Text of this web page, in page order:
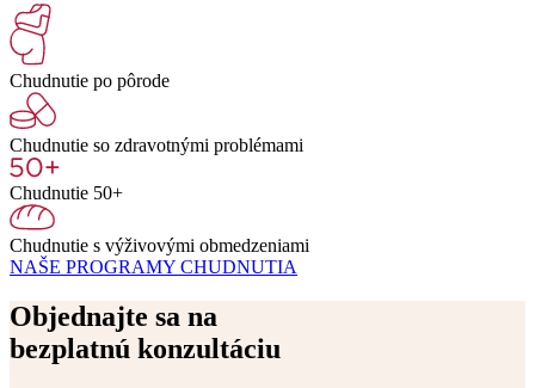
Chudnutie po pôrode
Chudnutie so zdravotnými problémami
Chudnutie 50+
Chudnutie s výživovými obmedzeniami
NAŠE PROGRAMY CHUDNUTIA
Objednajte sa na
bezplatnú konzultáciu